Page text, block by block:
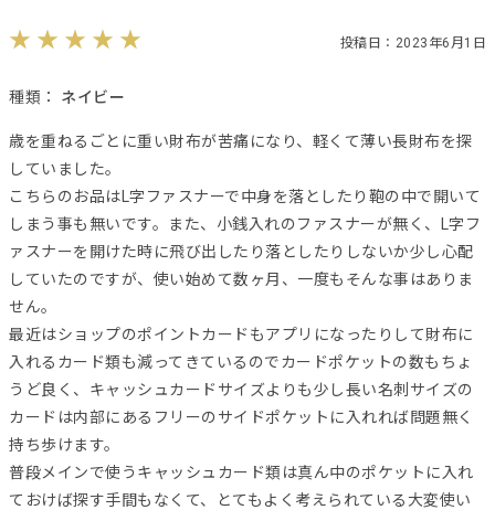
投稿日：2023年6月1日
種類： ネイビー
歳を重ねるごとに重い財布が苦痛になり、軽くて薄い長財布を探
していました。
こちらのお品はL字ファスナーで中身を落としたり鞄の中で開いて
しまう事も無いです。また、小銭入れのファスナーが無く、L字フ
ァスナーを開けた時に飛び出したり落としたりしないか少し心配
していたのですが、使い始めて数ヶ月、一度もそんな事はありま
せん。
最近はショップのポイントカードもアプリになったりして財布に
入れるカード類も減ってきているのでカードポケットの数もちょ
うど良く、キャッシュカードサイズよりも少し長い名刺サイズの
カードは内部にあるフリーのサイドポケットに入れれば問題無く
持ち歩けます。
普段メインで使うキャッシュカード類は真ん中のポケットに入れ
ておけば探す手間もなくて、とてもよく考えられている大変使い